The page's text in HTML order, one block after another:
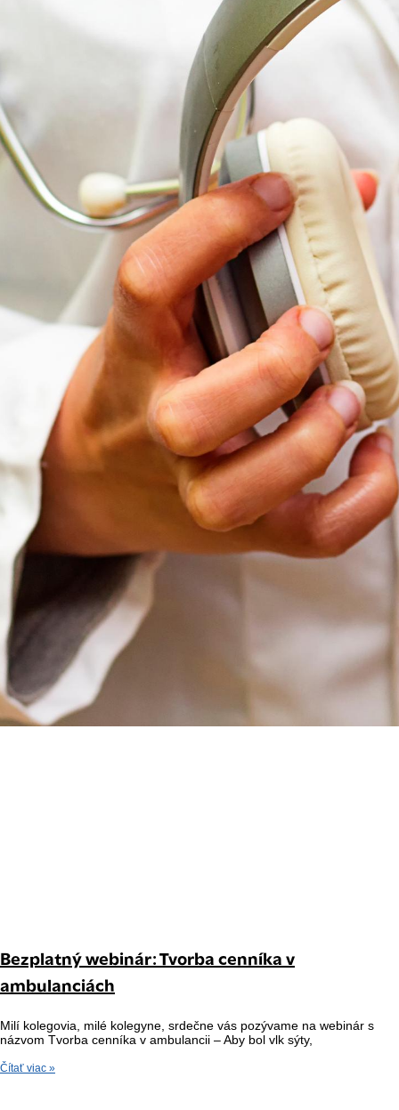
Bezplatný webinár: Tvorba cenníka v
ambulanciách
Milí kolegovia, milé kolegyne, srdečne vás pozývame na webinár s
názvom Tvorba cenníka v ambulancii – Aby bol vlk sýty,
Čítať viac »